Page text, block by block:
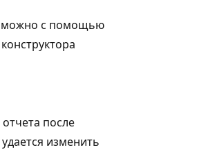
можно с помощью
после
изменить